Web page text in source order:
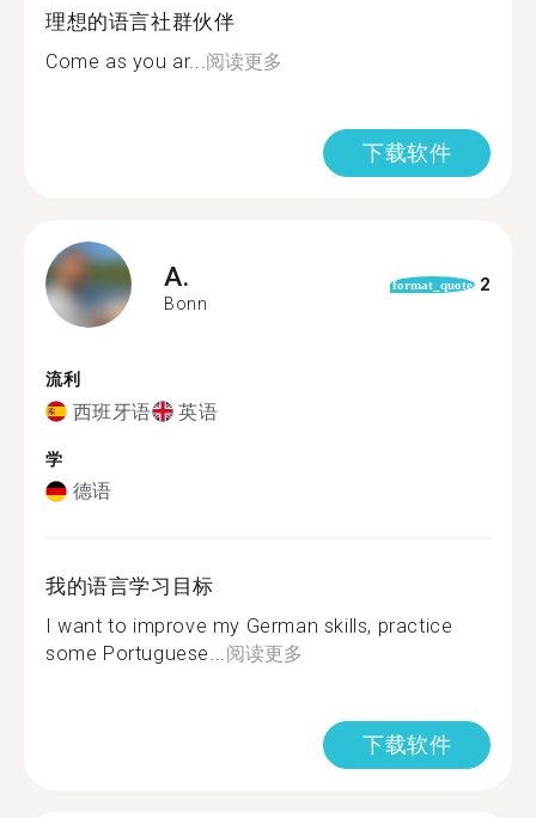
理想的语言社群伙伴
Come as you ar...阅读更多
下载软件
A.
Bonn
format_quote 2
流利
西班牙语 英语
学
德语
我的语言学习目标
I want to improve my German skills, practice
some Portuguese...阅读更多
下载软件